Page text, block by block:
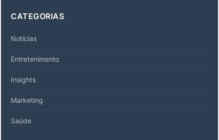
CATEGORIAS
Notícias
Entretenimento
Insights
Marketing
Saúde